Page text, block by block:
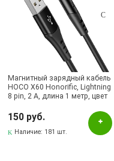
Магнитный зарядный кабель
HOCO X60 Honorific, Lightning
8 pin, 2 A, длина 1 метр, цвет
150 руб.
Наличие: 181 шт.